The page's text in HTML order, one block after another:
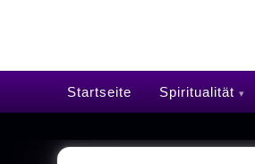
Startseite Spiritualität